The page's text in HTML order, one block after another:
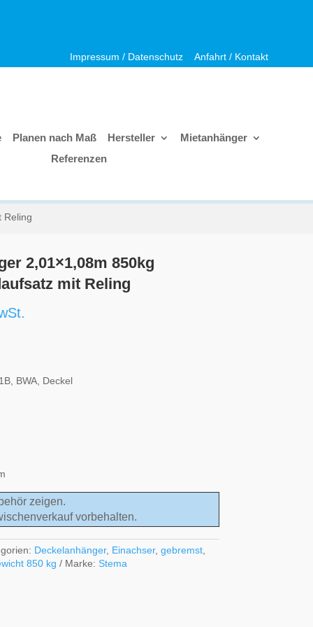
Impressum / Datenschutz Anfahrt / Kontakt
Planen nach Maß Hersteller
Mietanhänger
Referenzen
Reling
2,01×1,08m 850kg
mit Reling
BWA, Deckel
zeigen.
vorbehalten.
Deckelanhänger, Einachser,gebremst
850 kg Marke:Stema